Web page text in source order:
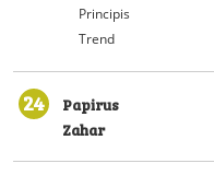
Principis
Trend
24
Papirus
Zahar